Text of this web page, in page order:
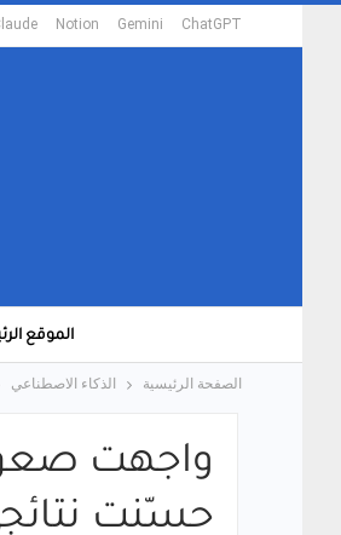
ChatGPT
Gemini
Notion
الموقع
الصفحة الرئيسية الذكاء الاصطناعي
حسّنت